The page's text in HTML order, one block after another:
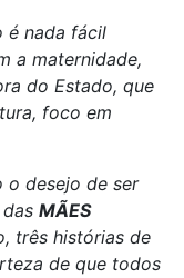
é nada fácil
a maternidade,
do Estado, que
foco em
o desejo de ser
MÃES
três histórias de
de que todos